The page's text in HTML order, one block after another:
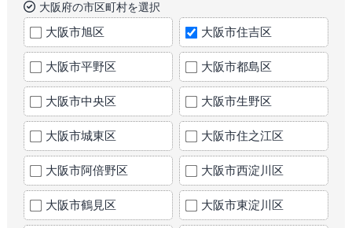
大阪府の市区町村を選択
大阪市旭区 大阪市住吉区
大阪市平野区 大阪市都島区
大阪市中央区 大阪市生野区
大阪市城東区 大阪市住之江区
大阪市阿倍野区 大阪市西淀川区
大阪市鶴見区 大阪市東淀川区